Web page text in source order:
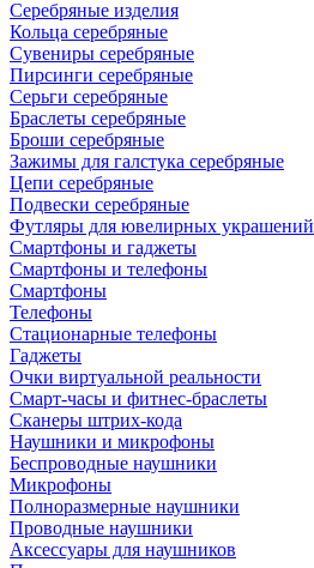
Серебряные изделия
Кольца серебряные
Сувениры серебряные
Пирсинги серебряные
Серьги серебряные
Браслеты серебряные
Броши серебряные
Зажимы для галстука серебряные
Цепи серебряные
Подвески серебряные
Футляры для ювелирных украшений
Смартфоны и гаджеты
Смартфоны и телефоны
Смартфоны
Телефоны
Стационарные телефоны
Гаджеты
Очки виртуальной реальности
Смарт-часы и фитнес-браслеты
Сканеры штрих-кода
Наушники и микрофоны
Беспроводные наушники
Микрофоны
Полноразмерные наушники
Проводные наушники
Аксессуары для наушников